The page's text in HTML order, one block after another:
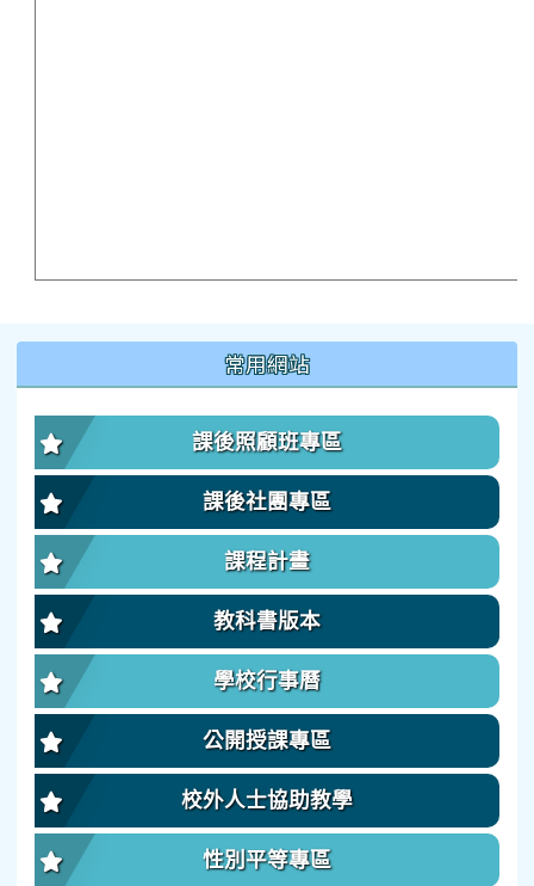
常用網站
課後照顧班專區
課後社團專區
課程計畫
教科書版本
學校行事曆
公開授課專區
校外人士協助教學
性別平等專區